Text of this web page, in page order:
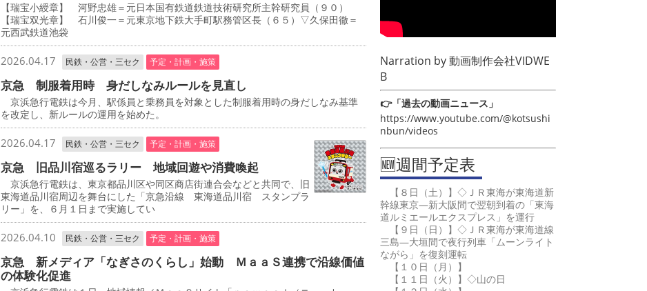
【瑞宝小綬章】 河野忠雄＝元日本国有鉄道鉄道技術研究所主幹研究員（９０）
【瑞宝双光章】 石川俊一＝元東京地下鉄大手町駅務管区長（６５）▽久保田徹＝
元西武鉄道池袋
2026.04.17 民鉄・公営・三セク 予定・計画・施策
京急 制服着用時 身だしなみルールを見直し
京浜急行電鉄は今月、駅係員と乗務員を対象とした制服着用時の身だしなみ基準
を改定し、新ルールの運用を始めた。
2026.04.17 民鉄・公営・三セク 予定・計画・施策
京急 旧品川宿巡るラリー 地域回遊や消費喚起
京浜急行電鉄は、東京都品川区や同区商店街連合会などと共同で、旧
東海道品川宿周辺を舞台にした「京急沿線 東海道品川宿 スタンプラ
リー」を、６月１日まで実施してい
2026.04.10 民鉄・公営・三セク 予定・計画・施策
京急 新メディア「なぎさのくらし」始動 ＭａａＳ連携で沿線価値
の体験化促進
Narration by動画制作会社VIDWE
B
👉「過去の動画ニュース」
https://www.youtube.com/@kotsushi
nbun/videos
🆕週間予定表
【８日（土）】◇ＪＲ東海が東海道新
幹線東京―新大阪間で翌朝到着の「東海
道ルミエールエクスプレス」を運行
【９日（日）】◇ＪＲ東海が東海道線
三島―大垣間で夜行列車「ムーンライト
ながら」を復刻運転
【１０日（月）】
【１１日（火）】◇山の日